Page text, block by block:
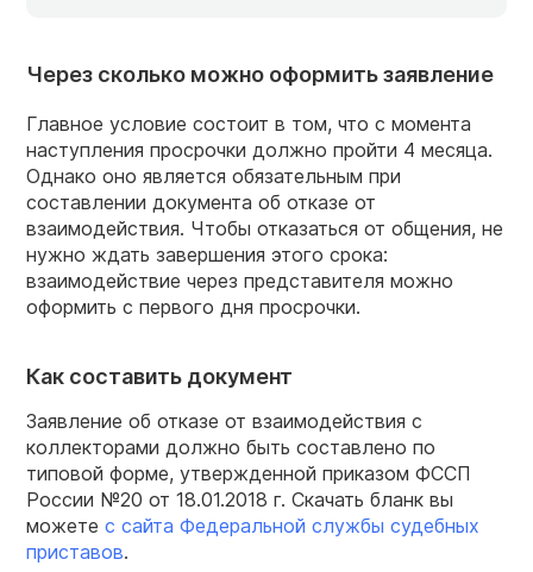
Через сколько можно оформить заявление
Главное условие состоит в том, что с момента
наступления просрочки должно пройти 4 месяца.
Однако оно является обязательным при
составлении документа об отказе от
взаимодействия. Чтобы отказаться от общения, не
нужно ждать завершения этого срока:
взаимодействие через представителя можно
оформить с первого дня просрочки.
Как составить документ
Заявление об отказе от взаимодействия с
коллекторами должно быть составлено по
типовой форме, утвержденной приказом ФССП
России №20 от 18.01.2018 г. Скачать бланк вы
можете с сайта Федеральной службы судебных
приставов.